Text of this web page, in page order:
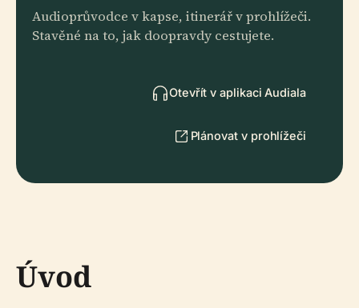
Audioprůvodce v kapse, itinerář v prohlížeči.
Stavěné na to, jak doopravdy cestujete.
Otevřít v aplikaci Audiala
Plánovat v prohlížeči
Úvod